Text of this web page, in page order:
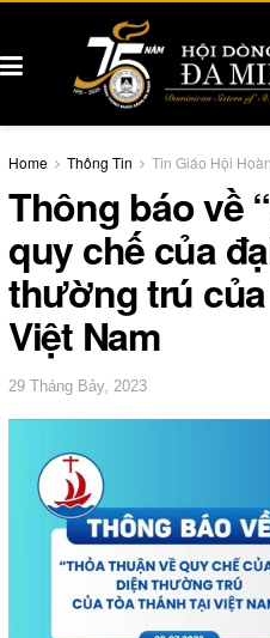
Home Thông Tin Tin Giáo Hội
Thông báo về
quy chế của
thường trú
Việt Nam
29 Tháng Bảy, 2023